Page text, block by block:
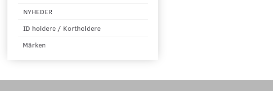
NYHEDER
ID holdere / Kortholdere
Märken